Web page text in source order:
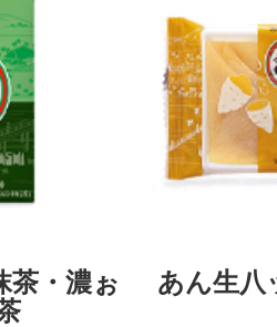
茶・濃ぉ
あん生八